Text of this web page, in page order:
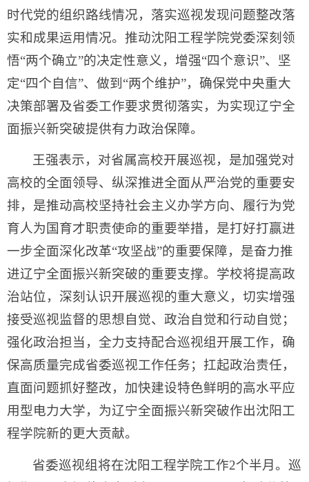
时代党的组织路线情况，落实巡视发现问题整改落
实和成果运用情况。推动沈阳工程学院党委深刻领
悟“两个确立”的决定性意义，增强“四个意识”、坚
定“四个自信”、做到“两个维护”，确保党中央重大
决策部署及省委工作要求贯彻落实，为实现辽宁全
面振兴新突破提供有力政治保障。
王强表示，对省属高校开展巡视，是加强党对
高校的全面领导、纵深推进全面从严治党的重要安
排，是推动高校坚持社会主义办学方向、履行为党
育人为国育才职责使命的重要举措，是打好打赢进
一步全面深化改革“攻坚战”的重要保障，是奋力推
进辽宁全面振兴新突破的重要支撑。学校将提高政
治站位，深刻认识开展巡视的重大意义，切实增强
接受巡视监督的思想自觉、政治自觉和行动自觉；
强化政治担当，全力支持配合巡视组开展工作，确
保高质量完成省委巡视工作任务；扛起政治责任，
直面问题抓好整改，加快建设特色鲜明的高水平应
用型电力大学，为辽宁全面振兴新突破作出沈阳工
程学院新的更大贡献。
省委巡视组将在沈阳工程学院工作2个半月。巡